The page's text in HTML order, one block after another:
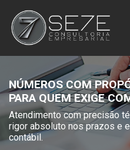
NÚMEROS COM
PARA QUEM EXIGE
Atendimento com precisão
rigor absoluto nos prazos e
contábil.